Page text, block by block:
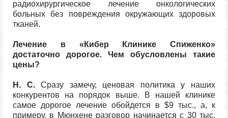
радиохирургическое лечение онкологических
больных без повреждения окружающих здоровых
тканей.
Лечение в «Кибер Клинике Спиженко»
достаточно дорогое. Чем обусловлены такие
цены?
Н. С.Сразу замечу, ценовая политика у наших
конкурентов на порядок выше. В нашей клинике
самое дорогое лечение обойдется в $9 тыс., а, к
примеру, в Мюнхене разговор начинается с 30 тыс.